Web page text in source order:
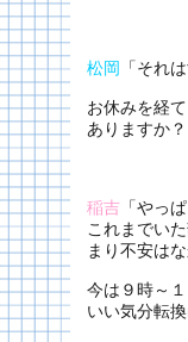
松岡 「それ
お休みを経
ありますか？
稲吉 「やっ
これまでい
まり不安は
今は９時～
いい気分転